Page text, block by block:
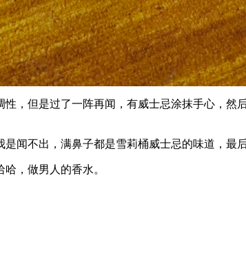
，但是过了一阵再闻，有威士忌涂抹手心，
闻不出，满鼻子都是雪莉桶威士忌的味道，最
，做男人的香水。